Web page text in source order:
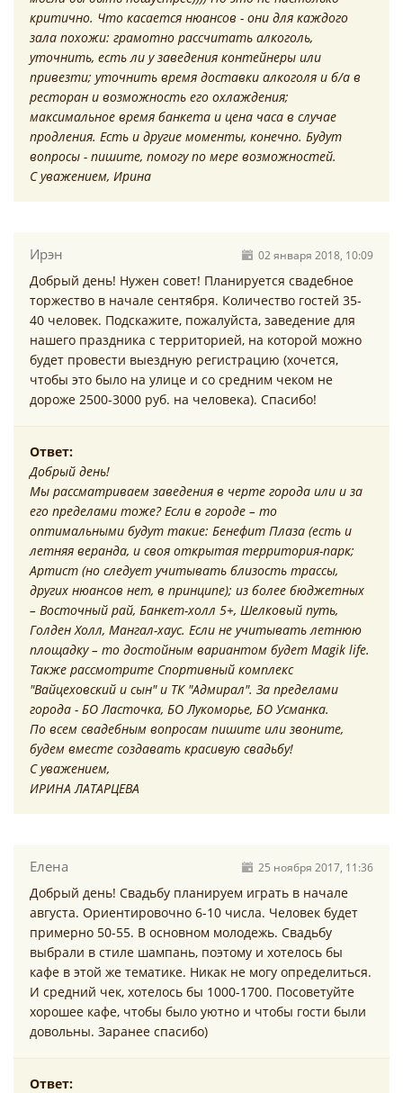
критично. Что касается нюансов - они для каждого
зала похожи: грамотно рассчитать алкоголь,
уточнить, есть ли у заведения контейнеры или
привезти; уточнить время доставки алкоголя и б/а в
ресторан и возможность его охлаждения;
максимальное время банкета и цена часа в случае
продления. Есть и другие моменты, конечно. Будут
вопросы - пишите, помогу по мере возможностей.
С уважением, Ирина
Ирэн 02 января 2018, 10:09
Добрый день! Нужен совет! Планируется свадебное
торжество в начале сентября. Количество гостей 35-
40 человек. Подскажите, пожалуйста, заведение для
нашего праздника с территорией, на которой можно
будет провести выездную регистрацию (хочется,
чтобы это было на улице и со средним чеком не
дороже 2500-3000 руб. на человека). Спасибо!
Ответ:
Добрый день!
Мы рассматриваем заведения в черте города или и за
его пределами тоже? Если в городе – то
оптимальными будут такие: Бенефит Плаза (есть и
летняя веранда, и своя открытая территория-парк;
Артист (но следует учитывать близость трассы,
других нюансов нет, в принципе); из более бюджетных
– Восточный рай, Банкет-холл 5+, Шелковый путь,
Голден Холл, Мангал-хаус. Если не учитывать летнюю
площадку – то достойным вариантом будет Magik life.
Также рассмотрите Спортивный комплекс
"Вайцеховский и сын" и ТК "Адмирал". За пределами
города - БО Ласточка, БО Лукоморье, БО Усманка.
По всем свадебным вопросам пишите или звоните,
будем вместе создавать красивую свадьбу!
С уважением,
ИРИНА ЛАТАРЦЕВА
Елена 25 ноября 2017, 11:36
Добрый день! Свадьбу планируем играть в начале
августа. Ориентировочно 6-10 числа. Человек будет
примерно 50-55. В основном молодежь. Свадьбу
выбрали в стиле шампань, поэтому и хотелось бы
кафе в этой же тематике. Никак не могу определиться.
И средний чек, хотелось бы 1000-1700. Посоветуйте
хорошее кафе, чтобы было уютно и чтобы гости были
довольны. Заранее спасибо)
Ответ: